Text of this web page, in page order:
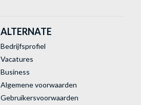
ALTERNATE
Bedrijfsprofiel
Vacatures
Business
Algemene voorwaarden
Gebruikersvoorwaarden